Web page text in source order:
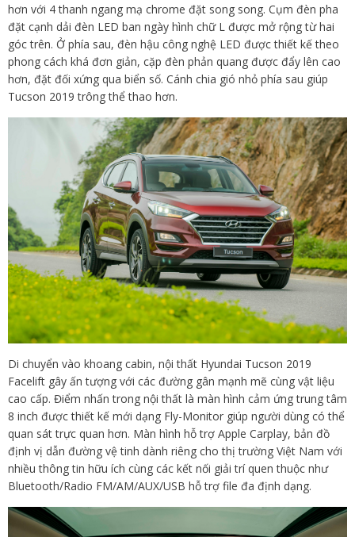
hơn với 4 thanh ngang mạ chrome đặt song song. Cụm đèn pha
đặt cạnh dải đèn LED ban ngày hình chữ L được mở rộng từ hai
góc trên. Ở phía sau, đèn hậu công nghệ LED được thiết kế theo
phong cách khá đơn giản, cặp đèn phản quang được đẩy lên cao
hơn, đặt đối xứng qua biển số. Cánh chia gió nhỏ phía sau giúp
Tucson 2019 trông thể thao hơn.
Di chuyển vào khoang cabin, nội thất Hyundai Tucson 2019
Facelift gây ấn tượng với các đường gân mạnh mẽ cùng vật liệu
cao cấp. Điểm nhấn trong nội thất là màn hình cảm ứng trung tâm
8 inch được thiết kế mới dạng Fly-Monitor giúp người dùng có thể
quan sát trực quan hơn. Màn hình hỗ trợ Apple Carplay, bản đồ
định vị dẫn đường vệ tinh dành riêng cho thị trường Việt Nam với
nhiều thông tin hữu ích cùng các kết nối giải trí quen thuộc như
Bluetooth/Radio FM/AM/AUX/USB hỗ trợ file đa định dạng.